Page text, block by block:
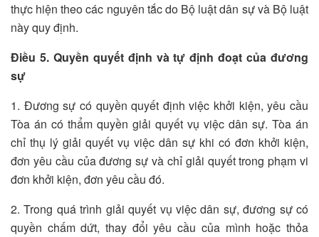
thực hiện theo các nguyên tắc do Bộ luật dân sự và Bộ luật
này quy định.
Điều 5. Quyền quyết định và tự định đoạt của đương
sự
1. Đương sự có quyền quyết định việc khởi kiện, yêu cầu
Tòa án có thẩm quyền giải quyết vụ việc dân sự. Tòa án
chỉ thụ lý giải quyết vụ việc dân sự khi có đơn khởi kiện,
đơn yêu cầu của đương sự và chỉ giải quyết trong phạm vi
đơn khởi kiện, đơn yêu cầu đó.
2. Trong quá trình giải quyết vụ việc dân sự, đương sự có
quyền chấm dứt, thay đổi yêu cầu của mình hoặc thỏa